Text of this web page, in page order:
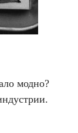
модно?